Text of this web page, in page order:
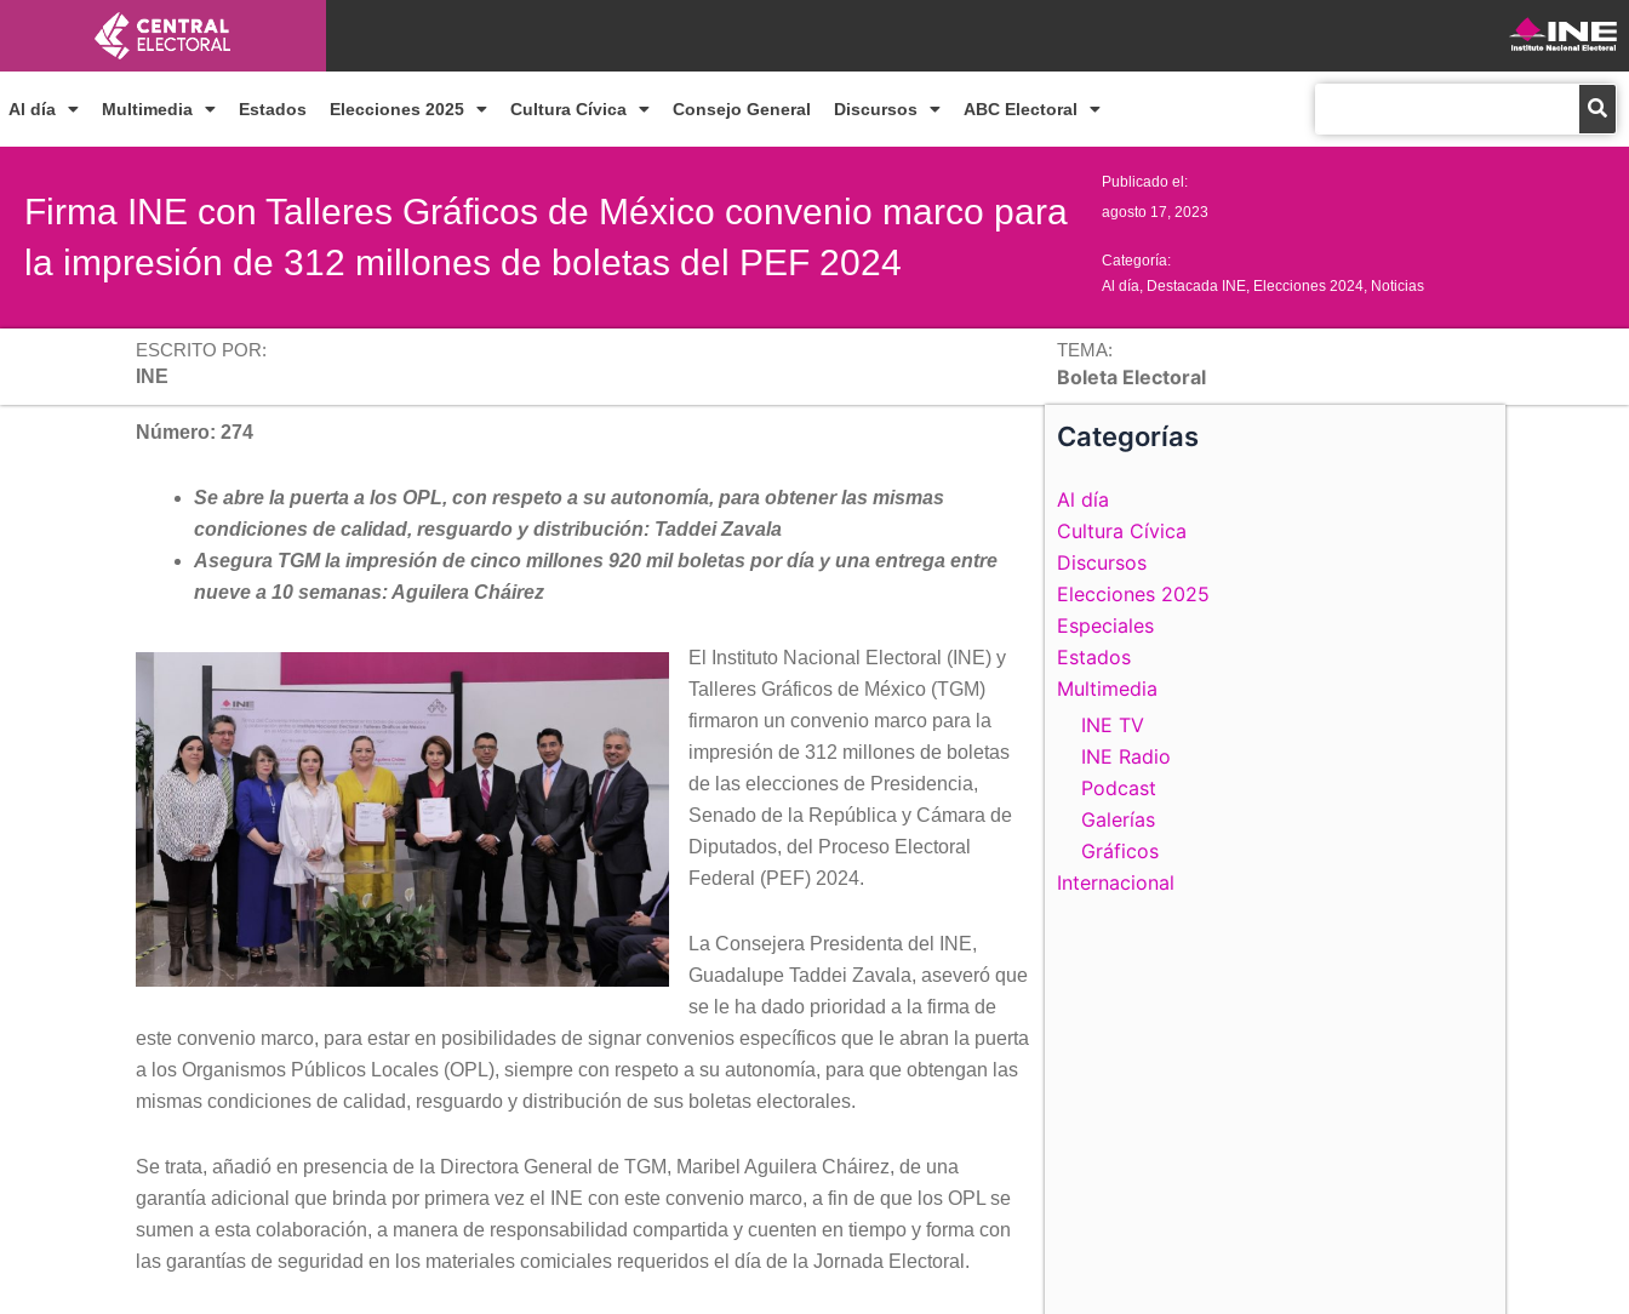
contenido
Al día Multimedia Estados Elecciones 2025 Cultura Cívica Consejo General Discursos ABC Electoral
Firma INE con Talleres Gráficos de México convenio marco para
la impresión de 312 millones de boletas del PEF 2024
Publicado el:
agosto 17, 2023
Categoría:
Al día Destacada INE Elecciones 2024 Noticias
ESCRITO POR:
INE
TEMA:
Boleta Electoral
Número: 274
Se abre la puerta a los OPL, con respeto a su autonomía, para obtener las mismas
condiciones de calidad, resguardo y distribución: Taddei Zavala
Asegura TGM la impresión de cinco millones 920 mil boletas por día y una entrega entre
nueve a 10 semanas: Aguilera Cháirez
El Instituto Nacional Electoral (INE) y
Talleres Gráficos de México (TGM)
firmaron un convenio marco para la
impresión de 312 millones de boletas
de las elecciones de Presidencia,
Senado de la República y Cámara de
Diputados, del Proceso Electoral
Federal (PEF) 2024.
La Consejera Presidenta del INE,
Guadalupe Taddei Zavala, aseveró que
se le ha dado prioridad a la firma de
este convenio marco, para estar en posibilidades de signar convenios específicos que le abran la puerta
a los Organismos Públicos Locales (OPL), siempre con respeto a su autonomía, para que obtengan las
mismas condiciones de calidad, resguardo y distribución de sus boletas electorales.
Se trata, añadió en presencia de la Directora General de TGM, Maribel Aguilera Cháirez, de una
garantía adicional que brinda por primera vez el INE con este convenio marco, a fin de que los OPL se
sumen a esta colaboración, a manera de responsabilidad compartida y cuenten en tiempo y forma con
las garantías de seguridad en los materiales comiciales requeridos el día de la Jornada Electoral.
Categorías
Al día
Cultura Cívica
Discursos
Elecciones 2025
Especiales
Estados
Multimedia
INE TV
INE Radio
Podcast
Galerías
Gráficos
Internacional